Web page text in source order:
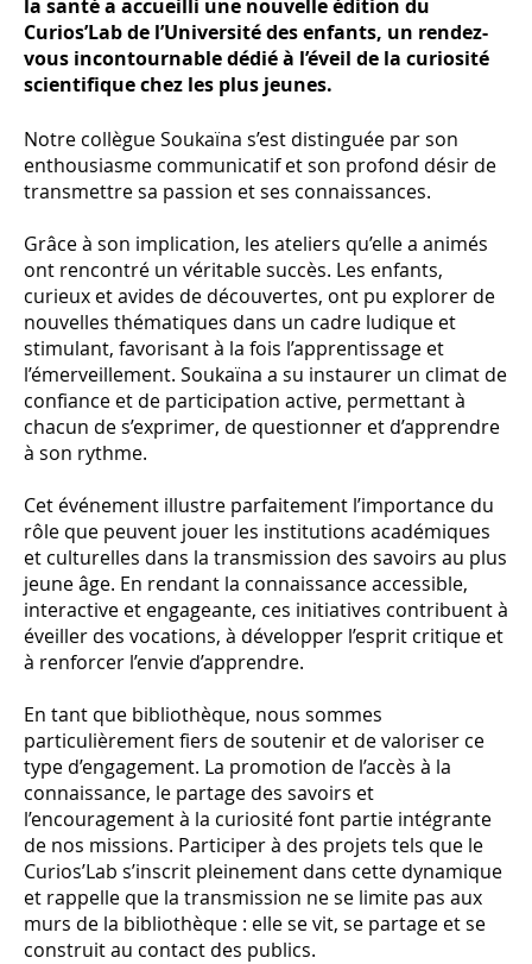
la santé a accueilli une nouvelle édition du
Curios’Lab de l’Université des enfants, un rendez-
vous incontournable dédié à l’éveil de la curiosité
scientifique chez les plus jeunes.
Notre collègue Soukaïna s’est distinguée par son
enthousiasme communicatif et son profond désir de
transmettre sa passion et ses connaissances.
Grâce à son implication, les ateliers qu’elle a animés
ont rencontré un véritable succès. Les enfants,
curieux et avides de découvertes, ont pu explorer de
nouvelles thématiques dans un cadre ludique et
stimulant, favorisant à la fois l’apprentissage et
l’émerveillement. Soukaïna a su instaurer un climat de
confiance et de participation active, permettant à
chacun de s’exprimer, de questionner et d’apprendre
à son rythme.
Cet événement illustre parfaitement l’importance du
rôle que peuvent jouer les institutions académiques
et culturelles dans la transmission des savoirs au plus
jeune âge. En rendant la connaissance accessible,
interactive et engageante, ces initiatives contribuent à
éveiller des vocations, à développer l’esprit critique et
à renforcer l’envie d’apprendre.
En tant que bibliothèque, nous sommes
particulièrement fiers de soutenir et de valoriser ce
type d’engagement. La promotion de l’accès à la
connaissance, le partage des savoirs et
l’encouragement à la curiosité font partie intégrante
de nos missions. Participer à des projets tels que le
Curios’Lab s’inscrit pleinement dans cette dynamique
et rappelle que la transmission ne se limite pas aux
murs de la bibliothèque : elle se vit, se partage et se
construit au contact des publics.